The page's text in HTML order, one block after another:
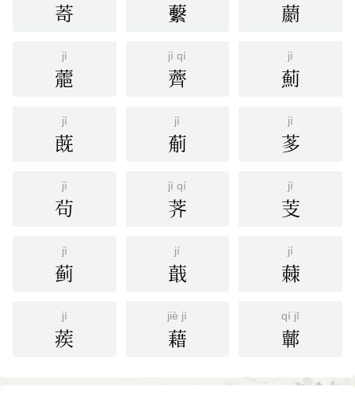
䓫 蘻 蘮
jì
蘎
jì qí
薺
jì
薊
jì
蔇
jì
葪
jì
茤
jì
茍
jì qí
荠
jì
芰
jì
蓟
jí
蕺
jí
蕀
jí
蒺
jiè jí
藉
qí jī
䕤